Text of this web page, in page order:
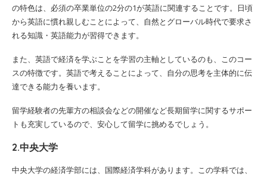
の特色は、必須の卒業単位の2分の1が英語に関連することです。日頃
から英語に慣れ親しむことによって、自然とグローバル時代で要求さ
れる知識・英語能力が習得できます。
また、英語で経済を学ぶことを学習の主軸としているのも、このコー
スの特徴です。英語で考えることによって、自分の思考を主体的に伝
達できる能力を養います。
留学経験者の先輩方の相談会などの開催など長期留学に関するサポー
トも充実しているので、安心して留学に挑めるでしょう。
2.中央大学
中央大学の経済学部には、国際経済学科があります。この学科では、